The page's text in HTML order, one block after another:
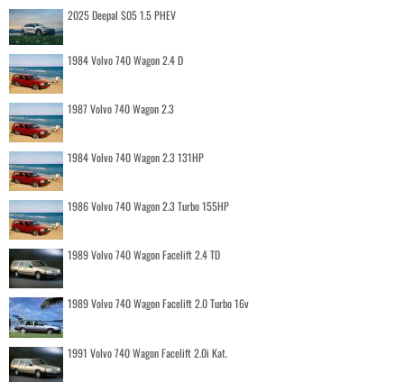
2025 Deepal S05 1.5 PHEV
1984 Volvo 740 Wagon 2.4 D
1987 Volvo 740 Wagon 2.3
1984 Volvo 740 Wagon 2.3 131HP
1986 Volvo 740 Wagon 2.3 Turbo 155HP
1989 Volvo 740 Wagon Facelift 2.4 TD
1989 Volvo 740 Wagon Facelift 2.0 Turbo 16v
1991 Volvo 740 Wagon Facelift 2.0i Kat.